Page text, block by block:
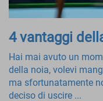
4 vantaggi
Hai mai avuto un
della noia, volevi
ma sfortunatamente
deciso di uscire ...